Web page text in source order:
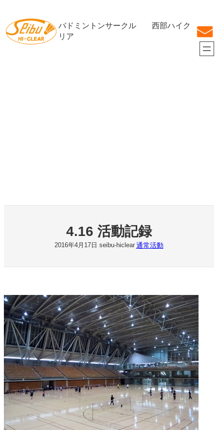
を
ス
バドミントンサークル 西部ハイク
リア
4.16 活動記録
2016年4月17日 seibu-hiclear 通常活動